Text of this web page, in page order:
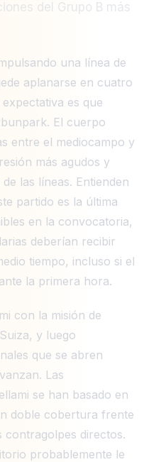
del Grupo B más
una línea de
aplanarse en cuatro
es que
El cuerpo
entre el mediocampo y
más agudos y
las líneas. Entienden
partido es la última
en la convocatoria,
deberían recibir
tiempo, incluso si el
la primera hora.
con la misión de
y luego
que se abren
Las
se han basado en
doble cobertura frente
contragolpes directos.
probablemente le